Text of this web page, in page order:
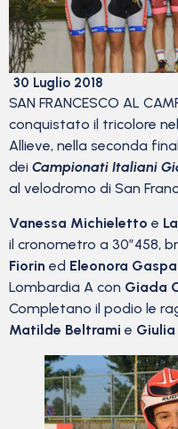
30 Luglio 2018
SAN FRANCESCO AL
conquistato il tricolore
Allieve, nella seconda
dei Campionati Italiani
al velodromo di San
Vanessa Michieletto e
il cronometro a 30”458,
Fiorin ed Eleonora
Lombardia A con Giada
Completano il podio le
Matilde Beltrami e